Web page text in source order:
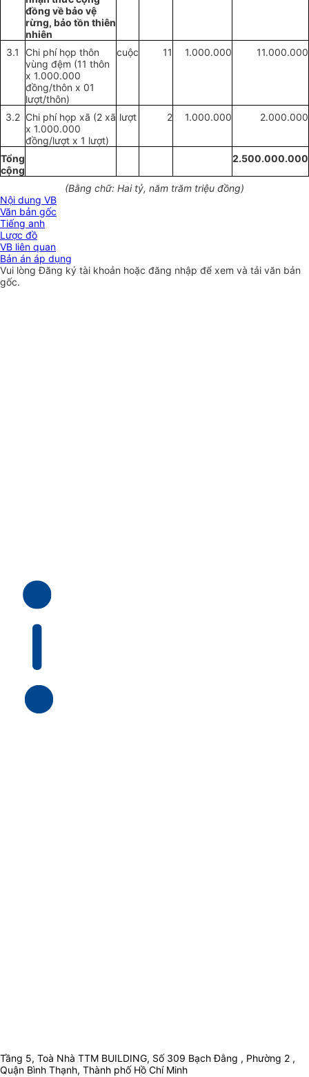
đồng về bảo vệ
rừng, bảo tồn thiên
nhiên
3.1
Chi phí họp thôn
vùng đệm (11 thôn
x 1.000.000
đồng/thôn x 01
lượt/thôn)
cuộc 11 1.000.000 11.000.000
3.2 Chi phí họp xã (2 xã
x 1.000.000
đồng/lượt x 1 lượt)
lượt 2 1.000.000 2.000.000
Tổng
cộng
2.500.000.000
(Bằng chữ: Hai tỷ, năm trăm triệu đồng)
Nội dung VB
Văn bản gốc
Tiếng anh
Lược đồ
VB liên quan
Bản án áp dụng
Vui lòngĐăng ký tài khoản hoặc đăng nhập để xem và tải văn bản
gốc.
Tầng 5, Toà Nhà TTM BUILDING, Số 309 Bạch Đằng , Phường 2 ,
Quận Bình Thạnh, Thành phố Hồ Chí Minh